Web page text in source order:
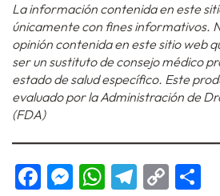
La información contenida en este
únicamente con fines informativos.
opinión contenida en este sitio web
ser un sustituto de consejo médico
estado de salud específico. Este
evaluado por la Administración de
(FDA)
Facebook
Messenger
WhatsApp
Copy